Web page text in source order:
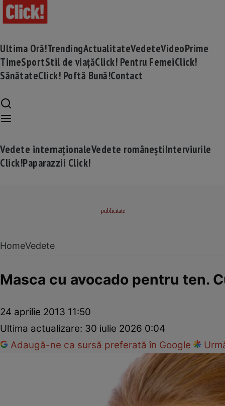
Ultima Oră!TrendingActualitateVedeteVideoPrime
TimeSportStil de viațăClick! Pentru FemeiClick!
SănătateClick! Poftă Bună!Contact
Vedete internaționaleVedete româneștiInterviurile
Click!Paparazzii Click!
HomeVedete
Masca cu avocado pentru ten.
24 aprilie 2013 11:50
Ultima actualizare: 30 iulie 2026 0:04
Adaugă-ne ca sursă preferată în Google